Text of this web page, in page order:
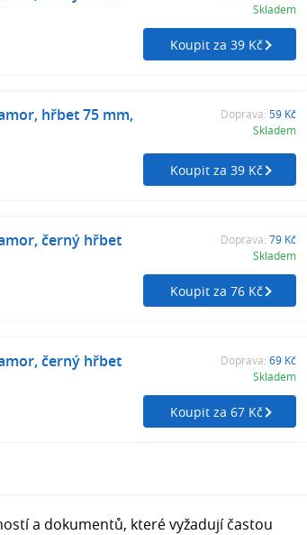
Skladem
Koupit za 39 Kč
hřbet 75 mm,
Doprava: 59 Kč
Skladem
Koupit za 39 Kč
černý hřbet
Doprava: 79 Kč
Skladem
Koupit za 76 Kč
černý hřbet
Doprava: 69 Kč
Skladem
Koupit za 67 Kč
a dokumentů, které vyžadují častou